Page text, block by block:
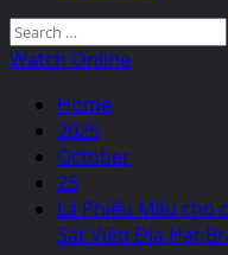
Search
for:
Watch Online
Home
2025
October
25
Lá Phiếu Mẩu cho
Sát Viên Địa Hạt